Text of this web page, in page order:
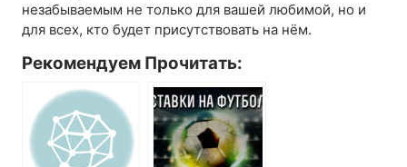
незабываемым не только для вашей любимой, но и
для всех, кто будет присутствовать на нём.
Рекомендуем Прочитать: